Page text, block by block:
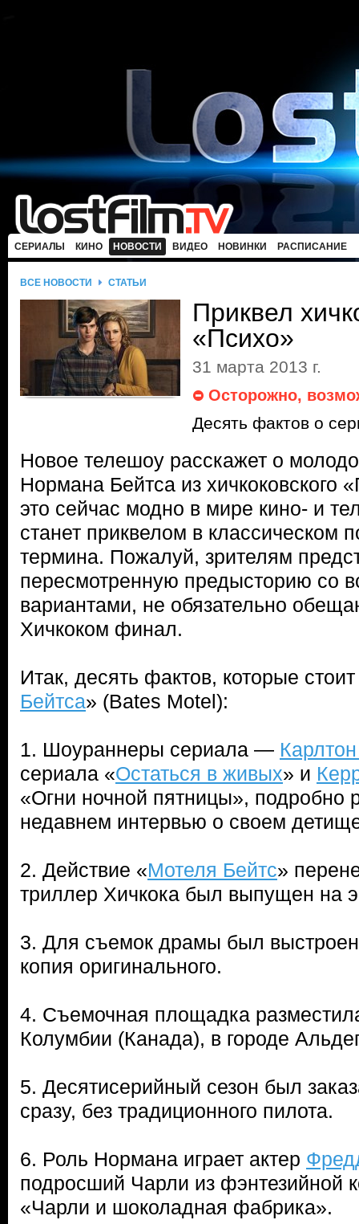
СЕРИАЛЫ КИНО НОВОСТИ ВИДЕО НОВИНКИ РАСПИСАНИЕ
ВСЕ НОВОСТИ СТАТЬИ
Приквел
«Психо»
31 марта 2013 г.
Осторожно,
Десять фактов о
Новое телешоу расскажет о
Нормана Бейтса из хичкоковского
это сейчас модно в мире кино- и
станет приквелом в классическом
термина. Пожалуй, зрителям
пересмотренную предысторию со
вариантами, не обязательно
Хичкоком финал.
Итак, десять фактов, которые
Бейтса» (Bates Motel):
1. Шоураннеры сериала —
сериала «Остаться в живых» и
«Огни ночной пятницы», подробно
недавнем интервью о своем
2. Действие «Мотеля Бейтс»
триллер Хичкока был выпущен на
3. Для съемок драмы был
копия оригинального.
4. Съемочная площадка
Колумбии (Канада), в городе
5. Десятисерийный сезон был
сразу, без традиционного пилота.
6. Роль Нормана играет актер
подросший Чарли из фэнтезийной
«Чарли и шоколадная фабрика».